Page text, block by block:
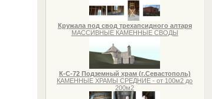
Кружала под свод трехапсидного алтаря
МАССИВНЫЕ КАМЕННЫЕ СВОДЫ
К-С-72 Подземный храм (г.Севастополь)
КАМЕННЫЕ ХРАМЫ СРЕДНИЕ - от 100м2 до
200м2